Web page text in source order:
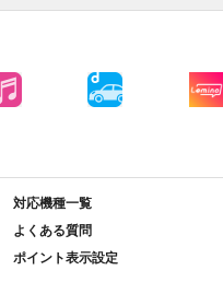
対応機種一覧
よくある質問
ポイント表示設定